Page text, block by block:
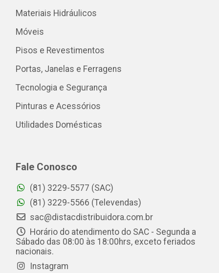
Materiais Hidráulicos
Móveis
Pisos e Revestimentos
Portas, Janelas e Ferragens
Tecnologia e Segurança
Pinturas e Acessórios
Utilidades Domésticas
Fale Conosco
(81) 3229-5577 (SAC)
(81) 3229-5566 (Televendas)
sac@distacdistribuidora.com.br
Horário do atendimento do SAC - Segunda a
Sábado das 08:00 às 18:00hrs, exceto feriados
nacionais.
Instagram